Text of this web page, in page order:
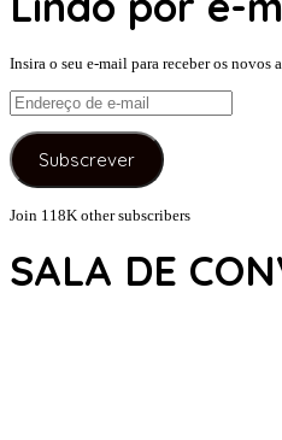
Insira o seu e-mail para receber os novos
Endereço
de
e-
mail
Subscrever
Join 118K other subscribers
SALA DE